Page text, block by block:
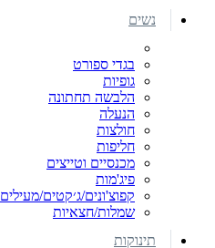
נשים
בגדי ספורט
גופיות
הלבשה תחתונה
הנעלה
חולצות
חליפות
מכנסיים וטייצים
פיג'מות
קפוצ'ונים/ג׳קטים/מעילים
שמלות/חצאיות
תינוקות